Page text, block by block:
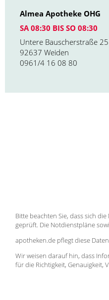
Almea Apotheke OHG
SA 08:30 BIS SO 08:30
Untere Bauscherstraße 25
92637 Weiden
0961/4 16 08 80
Bitte beachten Sie, dass sich
geprüft. Die Notdienstpläne
apotheken.de pflegt diese
Wir weisen darauf hin, dass
für die Richtigkeit, Genauigkeit,